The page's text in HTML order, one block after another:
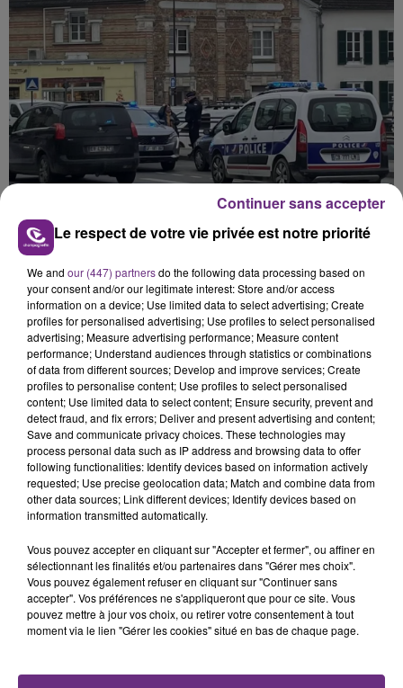
Rixe Chalons
Crédit :
L'Union
FIL D'ACTU
7 août 2026
LA CENTRALE NUCLÉAIRE DE CHOOZ
TOUJOURS À L'ARRÊT
Cela fait déjà une semaine que la centrale
nucléaire ardennaise est à l'arrêt. Une situation
justifiée par la sécheresse intense qui est toujours
présente.
Le respect de votre vie privée est notre priorité
We and our (447) partnersdo the following data processing based on
your consent and/or our legitimate interest: Store and/or access
information on a device; Use limited data to select advertising; Create
profiles for personalised advertising; Use profiles to select personalised
advertising; Measure advertising performance; Measure content
performance; Understand audiences through statistics or combinations
of data from different sources; Develop and improve services; Create
profiles to personalise content; Use profiles to select personalised
content; Use limited data to select content; Ensure security, prevent and
detect fraud, and fix errors; Deliver and present advertising and content;
Save and communicate privacy choices. These technologies may
process personal data such as IP address and browsing data to offer
following functionalities: Identify devices based on information actively
requested; Use precise geolocation data; Match and combine data from
other data sources; Link different devices; Identify devices based on
information transmitted automatically.
Vous pouvez accepter en cliquant sur "Accepter et fermer", ou affiner en
sélectionnant les finalités et/ou partenaires dans "Gérer mes choix".
Vous pouvez également refuser en cliquant sur "Continuer sans
accepter". Vos préférences ne s'appliqueront que pour ce site. Vous
pouvez mettre à jour vos choix, ou retirer votre consentement à tout
moment via le lien "Gérer les cookies" situé en bas de chaque page.
Continuer sans accepter